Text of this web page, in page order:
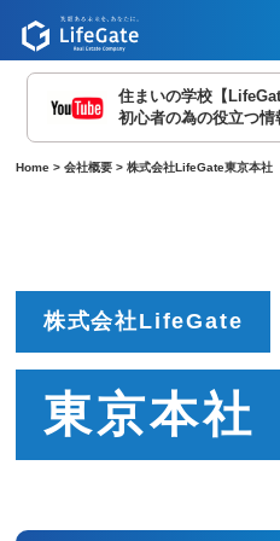
住まいの学校【
初心者の為の役立つ情
Home >会社概要 >株式会社LifeGate東京本社
株式会社LifeGate
東京本社